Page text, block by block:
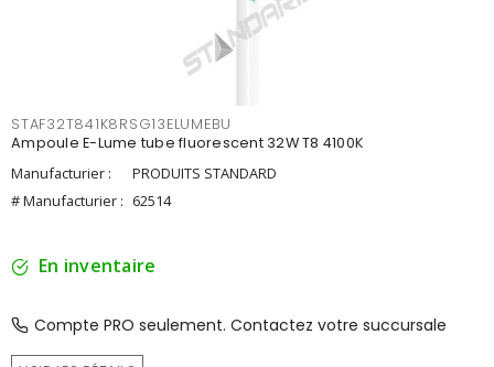
STAF32T841K8RSG13ELUMEBU
Ampoule E-Lume tube fluorescent 32W T8 4100K
Manufacturier :
PRODUITS STANDARD
# Manufacturier : 62514
En inventaire
Compte PRO seulement. Contactez votre succursale